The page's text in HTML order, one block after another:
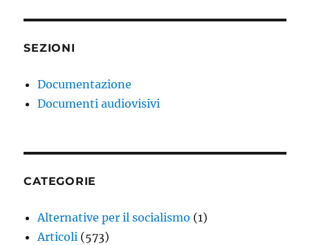
SEZIONI
Documentazione
Documenti audiovisivi
CATEGORIE
Alternative per il socialismo (1)
Articoli (573)